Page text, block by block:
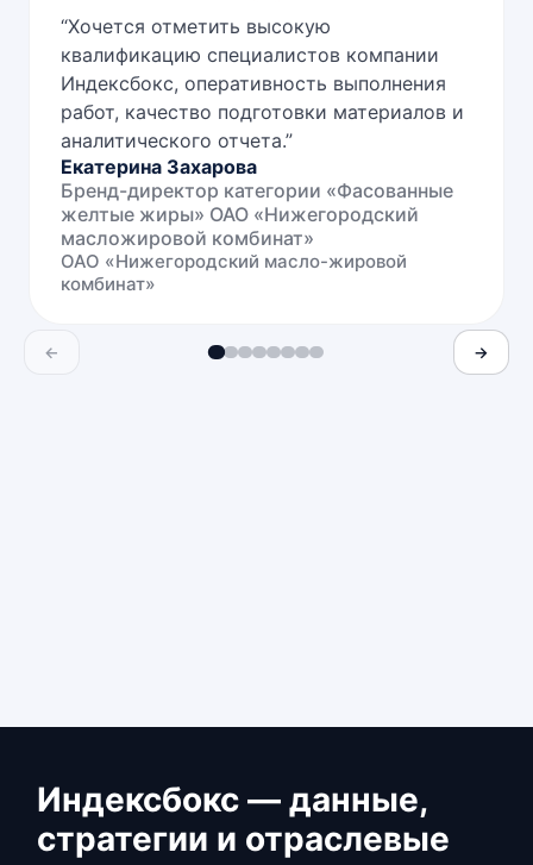
“Хочется отметить высокую
квалификацию специалистов компании
Индексбокс, оперативность выполнения
работ, качество подготовки материалов и
аналитического отчета.”
Екатерина Захарова
Бренд-директор категории «Фасованные
желтые жиры» ОАО «Нижегородский
масложировой комбинат»
ОАО «Нижегородский масло-жировой
комбинат»
← →
Индексбокс — данные,
стратегии и отраслевые